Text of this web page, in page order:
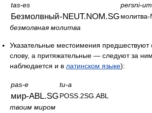
tas-es persni-um
Безмолвный-NEUT.NOM.SG молитва-
безмолвная молитва
Указательные местоимения
слову, а притяжательные — следуют за
наблюдается и в латинском языке):
pas-e tu-a
мир-ABL.SG POSS.2SG.ABL
твоим миром